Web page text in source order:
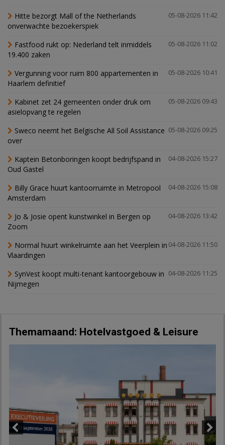
05-08-2026 11:42
Hitte bezorgt Mall of the Netherlands
onverwachte bezoekerspiek
05-08-2026 11:02
Fastfood rukt op: Nederland telt inmiddels
19.400 zaken
05-08-2026 10:41
Vergunning voor ruim 800 appartementen in
Haarlem definitief
05-08-2026 09:43
Kabinet zet 24 gemeenten onder druk om
asielopvang te regelen
05-08-2026 09:25
Sweco neemt het Belgische All Soil Assistance
over
04-08-2026 15:27
Kaptein Betonboringen koopt bedrijfspand in
Oud Gastel
04-08-2026 15:08
Billy Grace huurt kantoorruimte in Metropool
Amsterdam
04-08-2026 13:42
Jo & Josie opent kunstwinkel in Bergen op
Zoom
04-08-2026 11:50
Normal huurt winkelruimte aan het Veerplein in
Vlaardingen
04-08-2026 11:25
SynVest koopt multi-tenant kantoorgebouw in
Nijmegen
Themamaand: Hotelvastgoed & Leisure
Next